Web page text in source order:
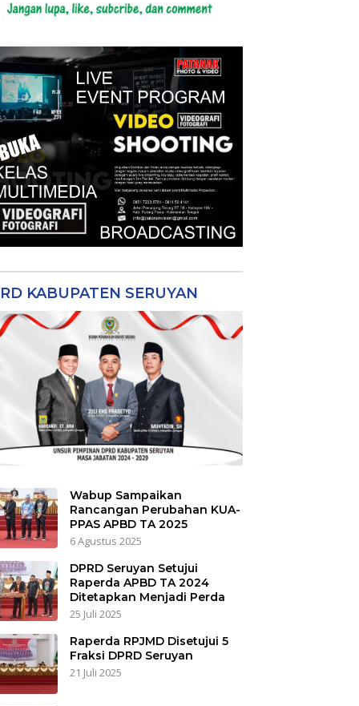
KABUPATEN SERUYAN
Wabup Sampaikan
Rancangan Perubahan KUA-
PPAS APBD TA 2025
6 Agustus 2025
DPRD Seruyan Setujui
Raperda APBD TA 2024
Ditetapkan Menjadi Perda
25 Juli 2025
Raperda RPJMD Disetujui 5
Fraksi DPRD Seruyan
21 Juli 2025